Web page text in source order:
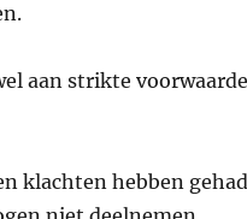
aan strikte
klachten hebben